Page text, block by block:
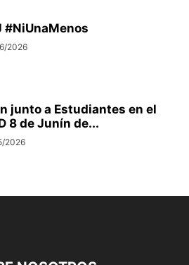
#NiUnaMenos
2026
junto a Estudiantes en el
8 de Junín de...
2026